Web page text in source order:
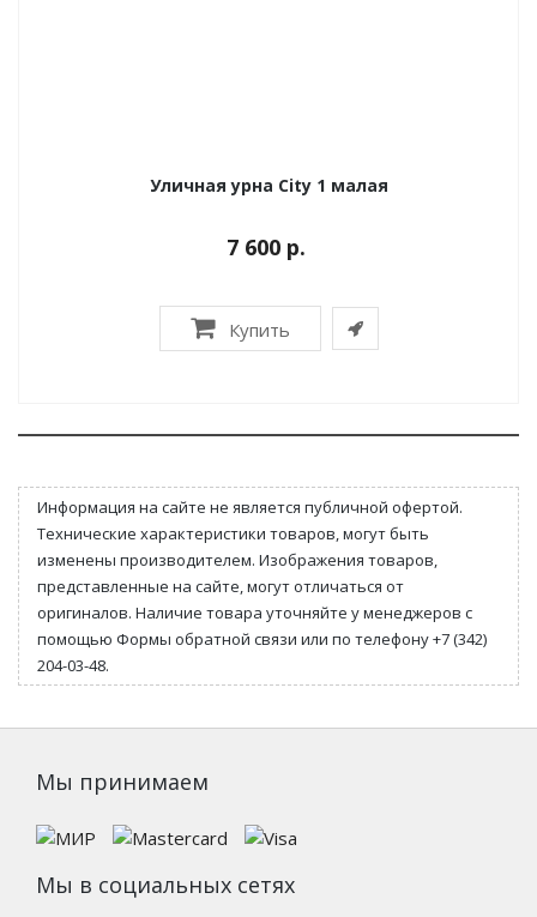
Уличная урна City 1 малая
7 600 р.
Купить
Информация на сайте не является публичной офертой.
Технические характеристики товаров, могут быть
изменены производителем. Изображения товаров,
представленные на сайте, могут отличаться от
оригиналов. Наличие товара уточняйте у менеджеров с
помощью Формы обратной связи или по телефону +7 (342)
204-03-48.
Мы принимаем
Мы в социальных сетях